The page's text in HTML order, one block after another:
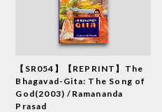
【SR054】【REPRINT】The
Bhagavad-Gita: The Song of
God(2003) /Ramananda
Prasad